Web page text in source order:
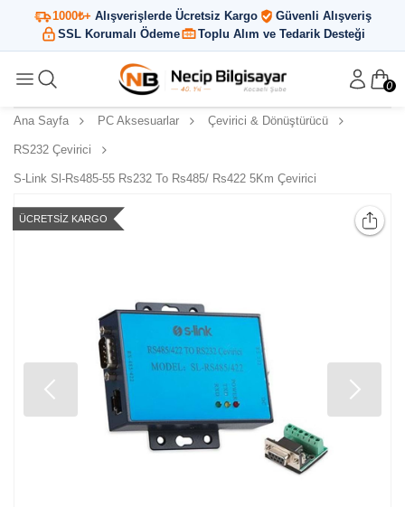
1000₺+ Alışverişlerde Ücretsiz Kargo
Güvenli Alışveriş
SSL Korumalı Ödeme
Toplu Alım ve Tedarik Desteği
0
Ana Sayfa PC Aksesuarlar Çevirici & Dönüştürücü
RS232 Çevirici
S-Link Sl-Rs485-55 Rs232 To Rs485/ Rs422 5Km Çevirici
ÜCRETSIZ KARGO